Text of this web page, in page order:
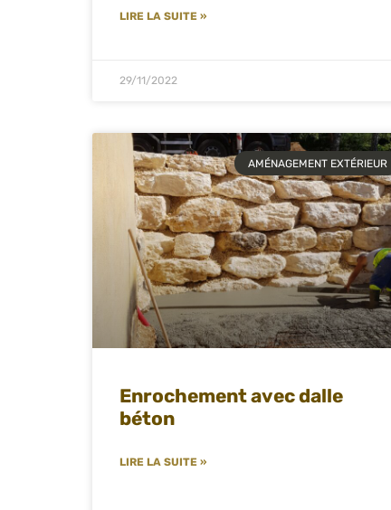
LIRE LA SUITE »
29/11/2022
AMÉNAGEMENT EXTÉRIEUR
Enrochement avec dalle
béton
LIRE LA SUITE »